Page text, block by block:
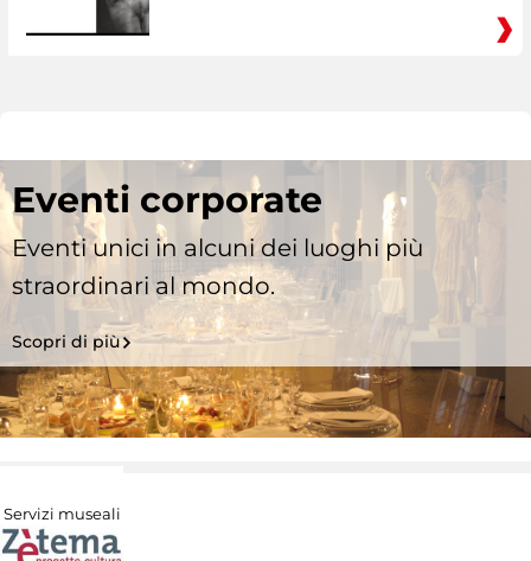
Eventi corporate
Eventi unici in alcuni dei luoghi più
straordinari al mondo.
Scopri di più
Servizi museali